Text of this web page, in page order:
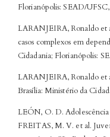
Florianópolis: SEAD/
LARANJEIRA, Ronaldo et
casos complexos em
Cidadania; Florianópolis:
LARANJEIRA, Ronaldo et
Brasília: Ministério da
LEÓN, O. D. Adolescência
FREITAS, M. V. et al.